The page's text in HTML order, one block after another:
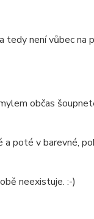
není vůbec na
občas
poté v barevné,
neexistuje. :-)